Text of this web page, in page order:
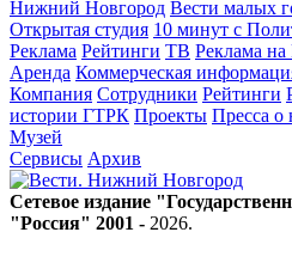
Нижний Новгород Вести малых
Открытая студия 10 минут с
Реклама Рейтинги ТВ Реклама на
Аренда Коммерческая
Компания Сотрудники Рейтинги
истории ГТРК Проекты Пресса о
Музей
Сервисы Архив
Сетевое издание
"Россия" 2001 - 2026.